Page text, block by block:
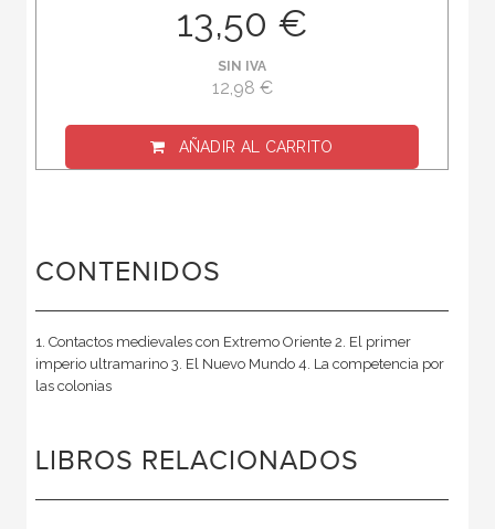
13,50 €
SIN IVA
12,98 €
AÑADIR AL CARRITO
CONTENIDOS
1. Contactos medievales con Extremo Oriente 2. El primer
imperio ultramarino 3. El Nuevo Mundo 4. La competencia por
las colonias
LIBROS RELACIONADOS